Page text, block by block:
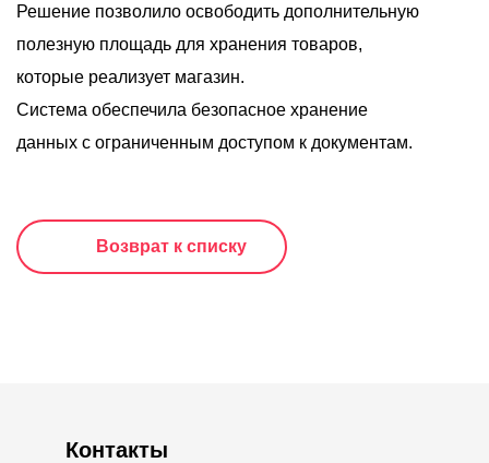
Решение позволило освободить дополнительную
полезную площадь для хранения товаров,
которые реализует магазин.
Система обеспечила безопасное хранение
данных с ограниченным доступом к документам.
Возврат к списку
Контакты